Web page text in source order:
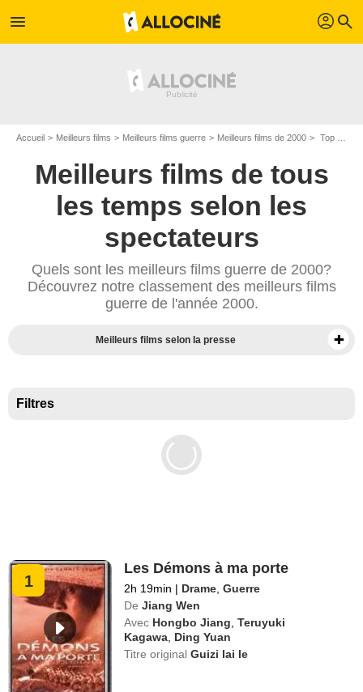
menu profil search
Accueil Meilleurs films Meilleurs films guerre Meilleurs films de 2000 Top films guerre de 2000
Meilleurs films de tous
les temps selon les
spectateurs
Quels sont les meilleurs films guerre de 2000?
Découvrez notre classement des meilleurs films
guerre de l'année 2000.
Meilleurs films selon la presse
Filtres
1
Les Démons à ma porte
2h 19min | Drame ,Guerre
De Jiang Wen
Avec Hongbo Jiang ,Teruyuki
Kagawa Ding Yuan
Titre originalGuizi lai le